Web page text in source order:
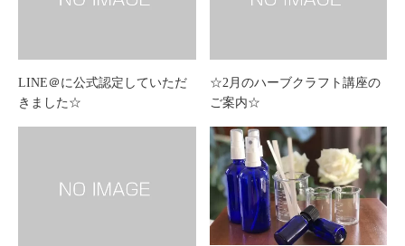
LINE＠に公式認定していただ
きました☆
☆2月のハーブクラフト講座の
ご案内☆